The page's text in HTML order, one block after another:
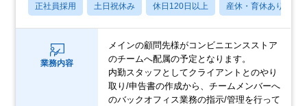
正社員採用 土日祝休み 休日120日以上 産休・育休あり
業務内容
メインの顧問先様がコンビニエンスストア
のチームへ配属の予定となります。
内勤スタッフとしてクライアントとのやり
取り/申告書の作成から、チームメンバーへ
のバックオフィス業務の指示/管理を行って